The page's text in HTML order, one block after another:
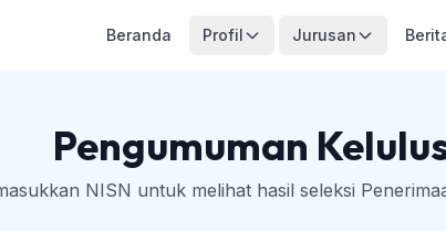
Beranda Profil Jurusan
Pengumuman
NISN untuk melihat hasil seleksi